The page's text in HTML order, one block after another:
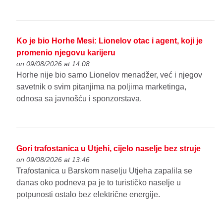
Ko je bio Horhe Mesi: Lionelov otac i agent, koji je
promenio njegovu karijeru
on 09/08/2026 at 14:08
Horhe nije bio samo Lionelov menadžer, već i njegov
savetnik o svim pitanjima na poljima marketinga,
odnosa sa javnošću i sponzorstava.
Gori trafostanica u Utjehi, cijelo naselje bez struje
on 09/08/2026 at 13:46
Trafostanica u Barskom naselju Utjeha zapalila se
danas oko podneva pa je to turističko naselje u
potpunosti ostalo bez električne energije.